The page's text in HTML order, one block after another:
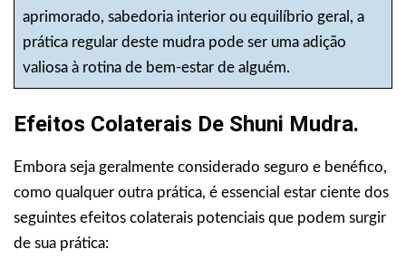
aprimorado, sabedoria interior ou equilíbrio geral, a
prática regular deste mudra pode ser uma adição
valiosa à rotina de bem-estar de alguém.
Efeitos Colaterais De Shuni Mudra.
Embora seja geralmente considerado seguro e benéfico,
como qualquer outra prática, é essencial estar ciente dos
seguintes efeitos colaterais potenciais que podem surgir
de sua prática: